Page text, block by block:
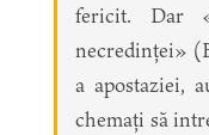
fericit. Dar
necredinței»
a apostaziei,
chemați să